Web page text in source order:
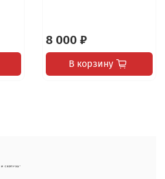
8 000 ₽
В корзину
И СЕРПУХА"